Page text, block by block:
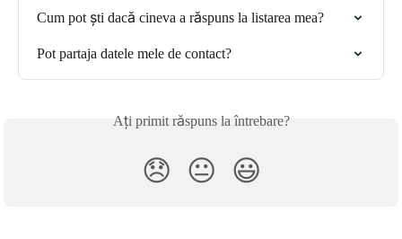
Cum pot ști dacă cineva a răspuns la listarea mea?
Pot partaja datele mele de contact?
Ați primit răspuns la întrebare?
😞 😐 😃